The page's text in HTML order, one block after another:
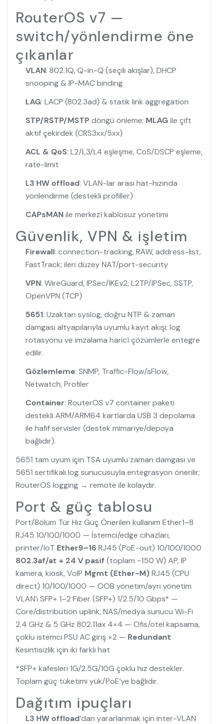
RouterOS v7 —
switch/yönlendirme öne
çıkanlar
VLAN: 802.1Q, Q-in-Q (seçili akışlar), DHCP
snooping & IP-MAC binding
LAG: LACP (802.3ad) & statik link aggregation
STP/RSTP/MSTPdöngü önleme; MLAG ile çift
aktif çekirdek (CRS3xx/5xx)
ACL & QoS: L2/L3/L4 eşleşme, CoS/DSCP eşleme,
rate-limit
L3 HW offload: VLAN-lar arası hat-hızında
yönlendirme (destekli profiller)
CAPsMANile merkezî kablosuz yönetimi
Güvenlik, VPN & işletim
Firewall: connection-tracking, RAW, address-list,
FastTrack; ileri düzey NAT/port-security
VPN: WireGuard, IPSec/IKEv2, L2TP/IPSec, SSTP,
OpenVPN (TCP)
5651: Uzaktan syslog, doğru NTP & zaman
damgası altyapılarıyla uyumlu kayıt akışı; log
rotasyonu ve imzalama haricî çözümlerle entegre
edilir.
Gözlemleme: SNMP, Traffic-Flow/sFlow,
Netwatch, Profiler
Container: RouterOS v7 container paketi
destekli ARM/ARM64 kartlarda USB 3 depolama
ile hafif servisler (destek mimariye/depoya
bağlıdır).
5651 tam uyum için TSA uyumlu zaman damgası ve
5651 sertifikalı log sunucusuyla entegrasyon önerilir;
RouterOS logging → remote ile kolaydır.
Port & güç tablosu
Port/Bölüm Tür Hız Güç Önerilen kullanım Ether1–8
RJ45 10/100/1000 — İstemci/edge cihazları,
printer/IoT Ether9–16 RJ45 (PoE-out) 10/100/1000
802.3af/at + 24 V pasif (toplam ~150 W) AP, IP
kamera, kiosk, VoIP Mgmt (Ether-M)RJ45 (CPU
direct) 10/100/1000 — OOB yönetim/ayrı yönetim
VLAN’ı SFP+ 1–2 Fiber (SFP+) 1/2.5/10 Gbps* —
Core/distribution uplink, NAS/medya sunucu Wi-Fi
2.4 GHz & 5 GHz 802.11ax 4×4 — Ofis/otel kapsama,
çoklu istemci PSU AC giriş ×2 — Redundant
Kesintisizlik için iki farklı hat
*SFP+ kafesleri 1G/2.5G/10G çoklu hız destekler.
Toplam güç tüketimi yük/PoE’ye bağlıdır.
Dağıtım ipuçları
L3 HW offload’dan yararlanmak için inter-VLAN